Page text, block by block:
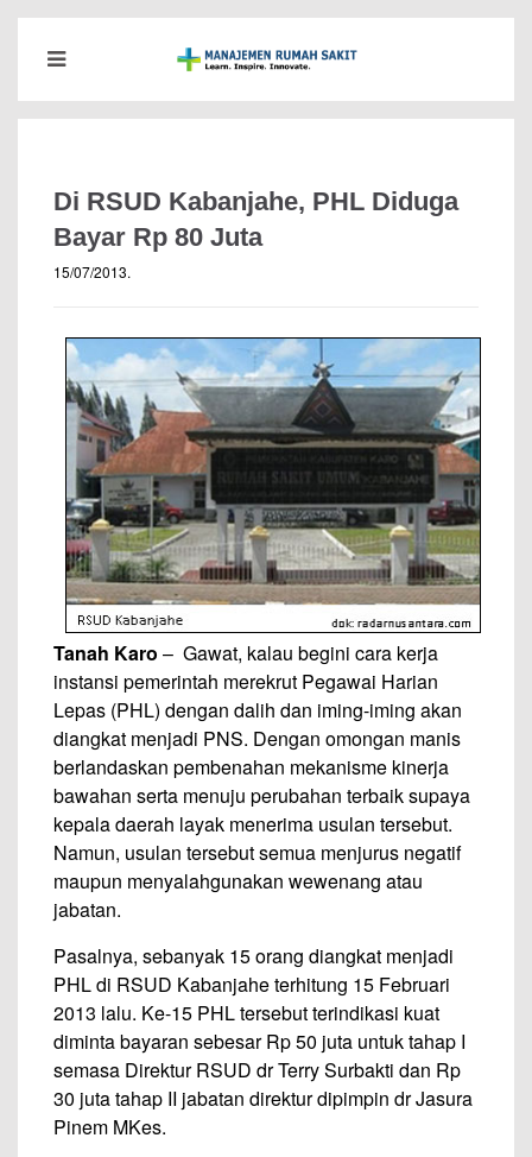
Di RSUD Kabanjahe, PHL Diduga
Bayar Rp 80 Juta
15/07/2013.
Tanah Karo – Gawat, kalau begini cara kerja
instansi pemerintah merekrut Pegawai Harian
Lepas (PHL) dengan dalih dan iming-iming akan
diangkat menjadi PNS. Dengan omongan manis
berlandaskan pembenahan mekanisme kinerja
bawahan serta menuju perubahan terbaik supaya
kepala daerah layak menerima usulan tersebut.
Namun, usulan tersebut semua menjurus negatif
maupun menyalahgunakan wewenang atau
jabatan.
Pasalnya, sebanyak 15 orang diangkat menjadi
PHL di RSUD Kabanjahe terhitung 15 Februari
2013 lalu. Ke-15 PHL tersebut terindikasi kuat
diminta bayaran sebesar Rp 50 juta untuk tahap I
semasa Direktur RSUD dr Terry Surbakti dan Rp
30 juta tahap II jabatan direktur dipimpin dr Jasura
Pinem MKes.